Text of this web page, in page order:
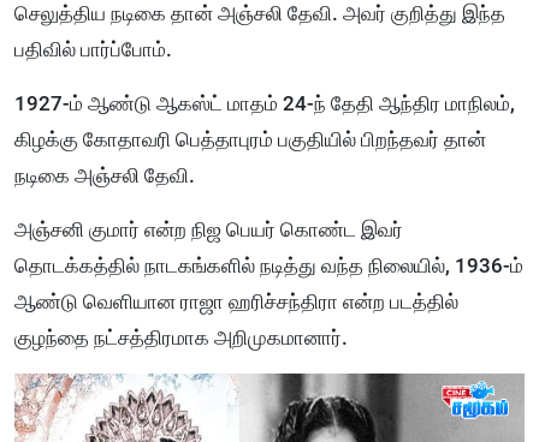
செலுத்திய நடிகை தான் அஞ்சலி தேவி. அவர் குறித்து இந்த
பதிவில் பார்ப்போம்.
1927-ம் ஆண்டு ஆகஸ்ட் மாதம் 24-ந் தேதி ஆந்திர மாநிலம்,
கிழக்கு கோதாவரி பெத்தாபுரம் பகுதியில் பிறந்தவர் தான்
நடிகை அஞ்சலி தேவி.
அஞ்சனி குமார் என்ற நிஜ பெயர் கொண்ட இவர்
தொடக்கத்தில் நாடகங்களில் நடித்து வந்த நிலையில், 1936-ம்
ஆண்டு வெளியான ராஜா ஹரிச்சந்திரா என்ற படத்தில்
குழந்தை நட்சத்திரமாக அறிமுகமானார்.